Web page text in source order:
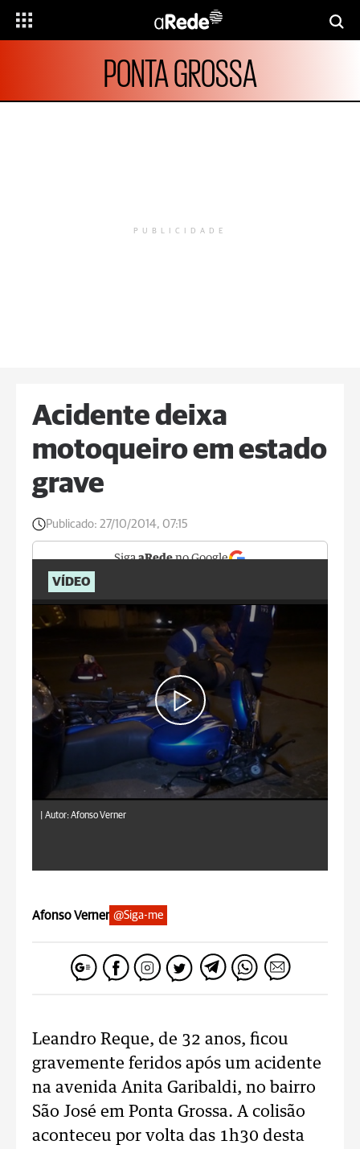
PONTA GROSSA
PUBLICIDADE
Acidente deixa
motoqueiro em estado
grave
Publicado: 27/10/2014, 07:15
SigaaRedeno Google
VÍDEO
Autor: Afonso Verner
Afonso Verner @Siga-me
Leandro Reque, de 32 anos, ficou
gravemente feridos após um acidente
na avenida Anita Garibaldi, no bairro
São José em Ponta Grossa. A colisão
aconteceu por volta das 1h30 desta